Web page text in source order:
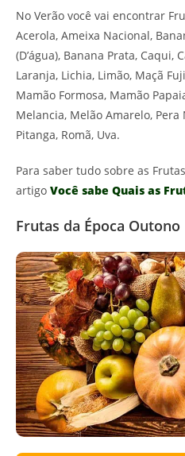
No Verão você vai encontrar
Acerola, Ameixa Nacional,
(D’água), Banana Prata, Caqui,
Laranja, Lichia, Limão, Maçã
Mamão Formosa, Mamão
Melancia, Melão Amarelo, Pera
Pitanga, Romã, Uva.
Para saber tudo sobre as
artigo Você sabe Quais as
Frutas da Época Outono